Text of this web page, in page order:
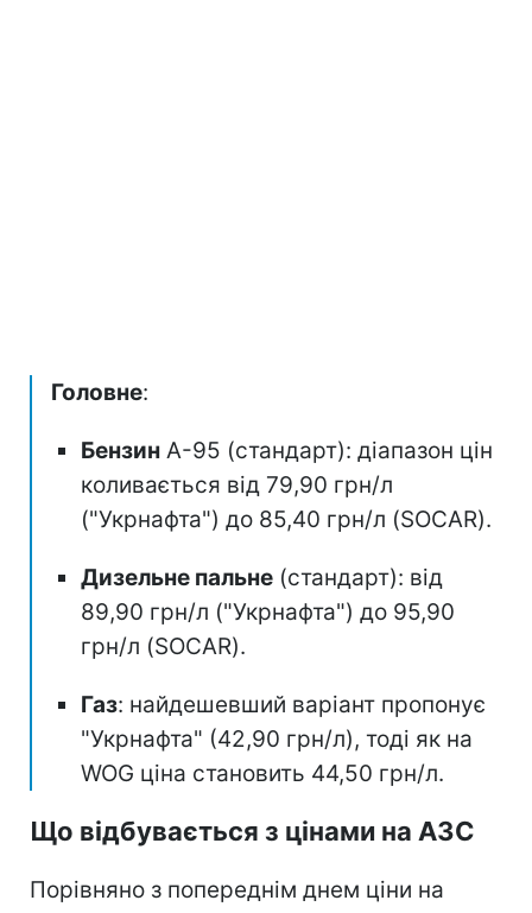
Головне:
Бензин А-95 (стандарт): діапазон цін
коливається від 79,90 грн/л
("Укрнафта") до 85,40 грн/л (SOCAR).
Дизельне пальне (стандарт): від
89,90 грн/л ("Укрнафта") до 95,90
грн/л (SOCAR).
Газ: найдешевший варіант пропонує
"Укрнафта" (42,90 грн/л), тоді як на
WOG ціна становить 44,50 грн/л.
Що відбувається з цінами на АЗС
Порівняно з попереднім днем ціни на